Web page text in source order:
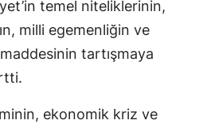
temel niteliklerinin,
milli egemenliğin ve
tartışmaya
ekonomik kriz ve